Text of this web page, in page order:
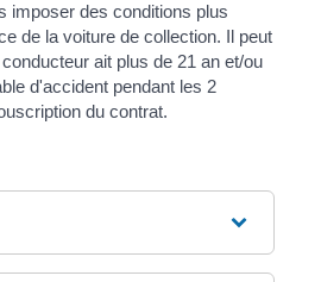
imposer des conditions plus
de la voiture de collection. Il peut
ait plus de 21 an et/ou
d'accident pendant les 2
du contrat.